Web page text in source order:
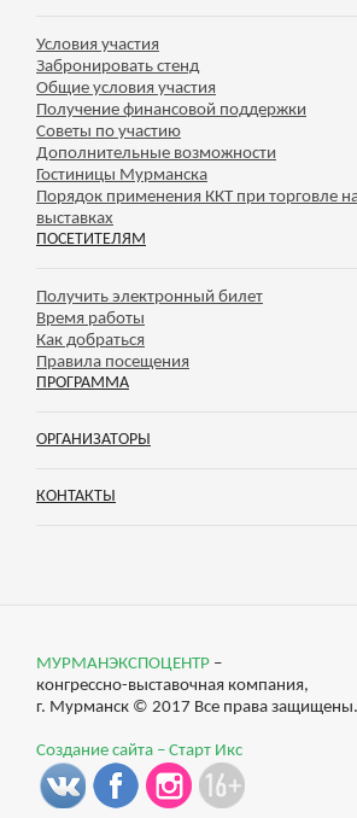
Условия участия
Забронировать стенд
Общие условия участия
Получение финансовой поддержки
Советы по участию
Дополнительные возможности
Гостиницы Мурманска
Порядок применения ККТ при торговле
выставках
ПОСЕТИТЕЛЯМ
Получить электронный билет
Время работы
Как добраться
Правила посещения
ПРОГРАММА
ОРГАНИЗАТОРЫ
КОНТАКТЫ
МУРМАНЭКСПОЦЕНТР –
конгрессно-выставочная компания,
г. Мурманск © 2017 Все права защищены.
Создание сайта – Старт Икс